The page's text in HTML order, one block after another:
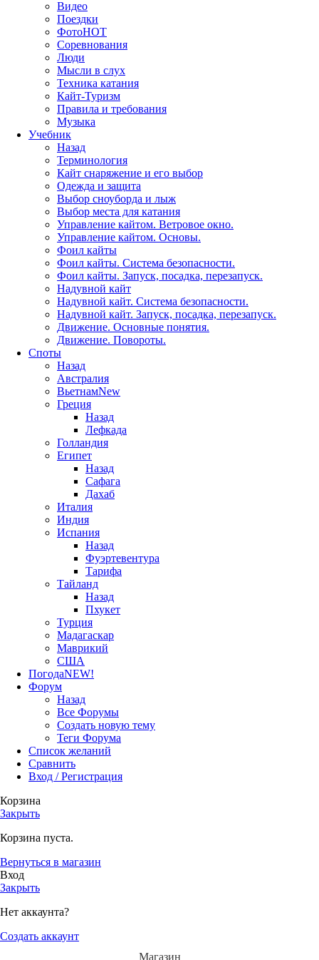
Видео
Поездки
ФотоHOT
Соревнования
Люди
Мысли в слух
Техника катания
Кайт-Туризм
Правила и требования
Музыка
Учебник
Назад
Терминология
Кайт снаряжение и его выбор
Одежда и защита
Выбор сноуборда и лыж
Выбор места для катания
Управление кайтом. Ветровое окно.
Управление кайтом. Основы.
Фоил кайты
Фоил кайты. Система безопасности.
Фоил кайты. Запуск, посадка, перезапуск.
Надувной кайт
Надувной кайт. Система безопасности.
Надувной кайт. Запуск, посадка, перезапуск.
Движение. Основные понятия.
Движение. Повороты.
Споты
Назад
Австралия
ВьетнамNew
Греция
Назад
Лефкада
Голландия
Египет
Назад
Сафага
Дахаб
Италия
Индия
Испания
Назад
Фуэртевентура
Тарифа
Тайланд
Назад
Пхукет
Турция
Мадагаскар
Маврикий
США
ПогодаNEW!
Форум
Назад
Все Форумы
Создать новую тему
Теги Форума
Список желаний
Сравнить
Вход / Регистрация
Корзина
Закрыть
Корзина пуста.
Вернуться в магазин
Вход
Закрыть
Нет аккаунта?
Создать аккаунт
Магазин